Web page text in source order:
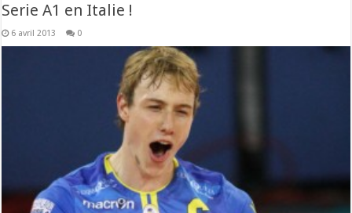
Serie A1 en Italie !
6 avril 2013 0